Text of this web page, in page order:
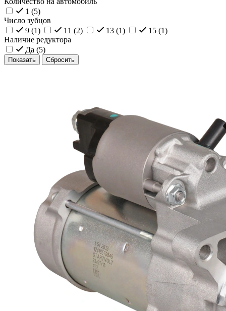
1 (5)
Число зубцов
9 (1) 11 (2) 13 (1) 15 (1)
Наличие редуктора
Да (5)